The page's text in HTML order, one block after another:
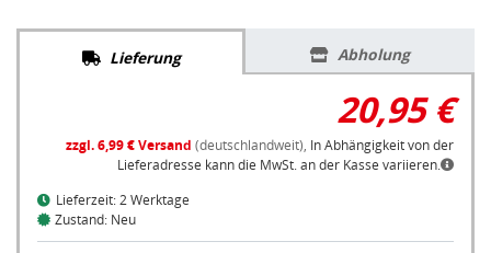
Lieferung Abholung
20,95 €
zzgl. 6,99 € Versand (deutschlandweit), In Abhängigkeit von der
Lieferadresse kann die MwSt. an der Kasse variieren.
Lieferzeit: 2 Werktage
Zustand: Neu